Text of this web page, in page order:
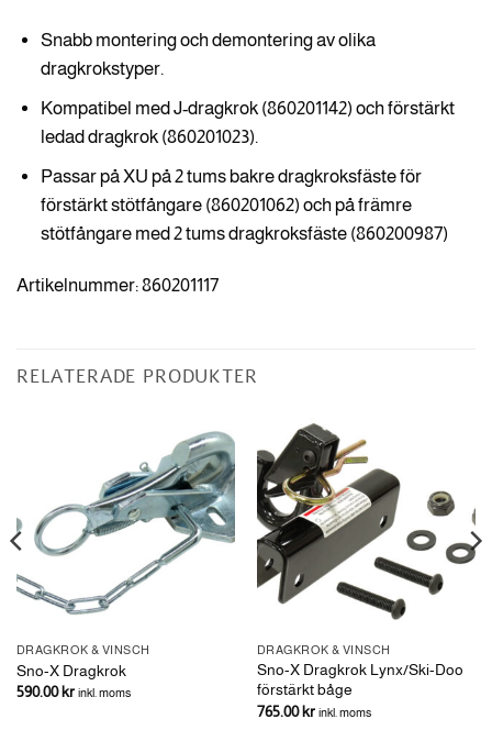
Snabb montering och demontering av olika
dragkrokstyper.
Kompatibel med J-dragkrok (860201142) och förstärkt
ledad dragkrok (860201023).
Passar på XU på 2 tums bakre dragkroksfäste för
förstärkt stötfångare (860201062) och på främre
stötfångare med 2 tums dragkroksfäste (860200987)
Artikelnummer: 860201117
RELATERADE PRODUKTER
DRAGKROK & VINSCH
Sno-X Dragkrok
590.00kr inkl. moms
DRAGKROK & VINSCH
Sno-X Dragkrok Lynx/Ski-Doo
förstärkt båge
765.00kr inkl. moms